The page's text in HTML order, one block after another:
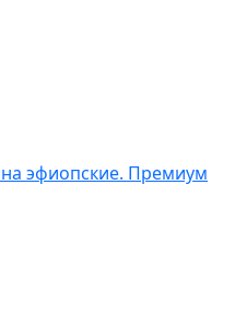
эфиопские. Премиум